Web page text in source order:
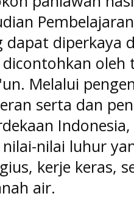
dapat diperkaya
Melalui
serta dan
nilai luhur
kerje keras,
air.